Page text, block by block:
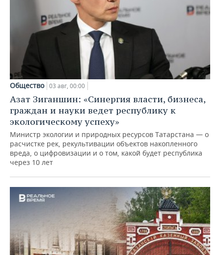
Общество 03 авг, 00:00
Азат Зиганшин: «Синергия власти, бизнеса,
граждан и науки ведет республику к
экологическому успеху»
Министр экологии и природных ресурсов Татарстана — о
расчистке рек, рекультивации объектов накопленного
вреда, о цифровизации и о том, какой будет республика
через 10 лет